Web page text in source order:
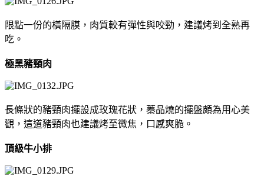
限點一份的橫隔膜，肉質較有彈性與咬勁，建議烤到全熟再
吃。
極黑豬頸肉
長條狀的豬頸肉擺設成玫瑰花狀，蓁品燒的擺盤頗為用心美
觀，這道豬頸肉也建議烤至微焦，口感爽脆。
頂級牛小排